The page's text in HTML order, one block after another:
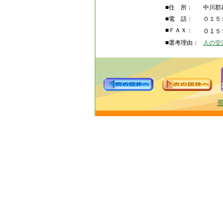
■住 所：
中川郡
■電 話：
０１
■ＦＡＸ：
０１ ５
■選考理由：
人の交